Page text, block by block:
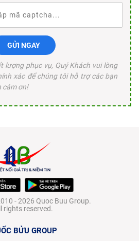
GỬI NGAY
lượng phục vụ, Quý Khách vui lòng
xác để chúng tôi hỗ trợ các bạn
cám ơn!
- 2026 Quoc Buu Group.
rights reserved.
BỬU GROUP